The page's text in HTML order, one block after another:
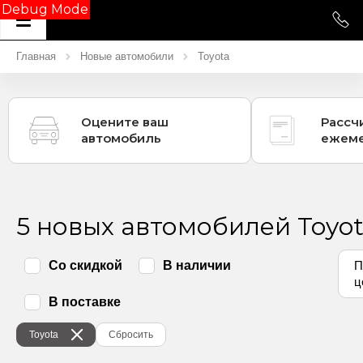
Debug Mode
Главная Новые автомобили Toyota
Оцените ваш
автомобиль
5 новых автомобилей
Toyota Сбросить
Со скидкой В наличии
В поставке